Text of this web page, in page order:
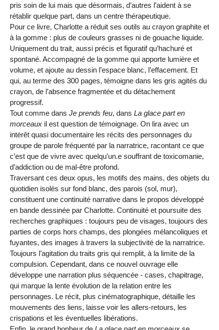
pris soin de lui mais que désormais, d’autres l’aident à se
rétablir quelque part, dans un centre thérapeutique.
Pour ce livre, Charlotte a réduit ses outils au crayon graphite et
à la gomme : plus de couleurs grasses ni de gouache liquide.
Uniquement du trait, aussi précis et figuratif qu’hachuré et
spontané. Accompagné de la gomme qui apporte lumière et
volume, et ajoute au dessin l’espace blanc, l’effacement. Et
qui, au terme des 300 pages, témoigne dans les gris agités du
crayon, de l’absence fragmentée et du détachement
progressif.
Tout comme dans Je prends feu, dans La glace part en
morceaux il est question de témoignage. On lira avec un
intérêt quasi documentaire les récits des personnages du
groupe de parole fréquenté par la narratrice, racontant ce que
c’est que de vivre avec quelqu’un.e souffrant de toxicomanie,
d’addiction ou de mal-être profond.
Traversant ces deux opus, les motifs des mains, des objets du
quotidien isolés sur fond blanc, des parois (sol, mur),
constituent une continuité narrative dans le propos développé
en bande dessinée par Charlotte. Continuité et poursuite des
recherches graphiques : toujours peu de visages, toujours des
parties de corps hors champs, des plongées mélancoliques et
fuyantes, des images à travers la subjectivité de la narratrice.
Toujours l’agitation du traits gris qui remplit, à la limite de la
compulsion. Cependant, dans ce nouvel ouvrage elle
développe une narration plus séquencée - cases, chapitrage,
qui marque la lente évolution de la relation entre les
personnages. Le récit, plus cinématographique, détaille les
mouvements des liens, laisse voir les allers-retours, les
crispations et les éventuelles libérations.